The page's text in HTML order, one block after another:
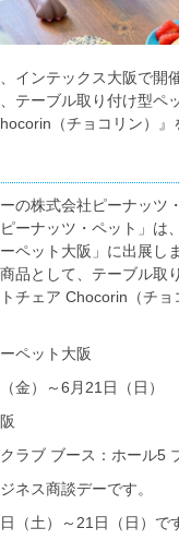
インテックス大阪で開
テーブル取り付け型ペ
（チョコリン）』
の株式会社ピーナッツ
ーナッツ・ペット」は
ペット大阪」に出展し
品として、テーブル取
チェア Chocorin（チョ
ペット大阪
金）～6月21日（日）
ラブ ブース：ホール5
ネス商談デーです。
（土）～21日（日）で